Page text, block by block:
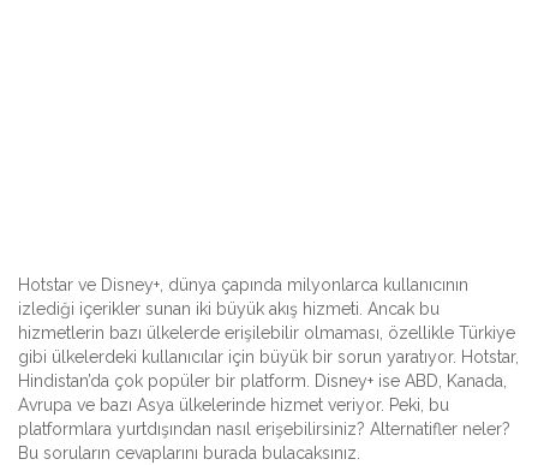
Hotstar ve Disney+, dünya çapında milyonlarca kullanıcının
izlediği içerikler sunan iki büyük akış hizmeti. Ancak bu
hizmetlerin bazı ülkelerde erişilebilir olmaması, özellikle Türkiye
gibi ülkelerdeki kullanıcılar için büyük bir sorun yaratıyor. Hotstar,
Hindistan’da çok popüler bir platform. Disney+ ise ABD, Kanada,
Avrupa ve bazı Asya ülkelerinde hizmet veriyor. Peki, bu
platformlara yurtdışından nasıl erişebilirsiniz? Alternatifler neler?
Bu soruların cevaplarını burada bulacaksınız.